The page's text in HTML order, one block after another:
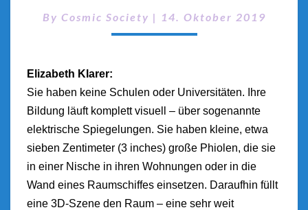
By Cosmic Society | 14. Oktober 2019
Elizabeth Klarer:
Sie haben keine Schulen oder Universitäten. Ihre
Bildung läuft komplett visuell – über sogenannte
elektrische Spiegelungen. Sie haben kleine, etwa
sieben Zentimeter (3 inches) große Phiolen, die sie
in einer Nische in ihren Wohnungen oder in die
Wand eines Raumschiffes einsetzen. Daraufhin füllt
eine 3D-Szene den Raum – eine sehr weit